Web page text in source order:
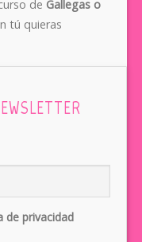
de Gallegas o
tú quieras
de privacidad